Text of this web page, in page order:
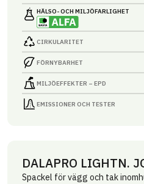
HÄLSO- OCH MILJÖ­FARLIGHET
CIRKULARITET
FÖRNYBARHET
MILJÖEFFEKTER – EPD
EMISSIONER OCH TESTER
DALAPRO LIGHTN.
Spackel för vägg och tak